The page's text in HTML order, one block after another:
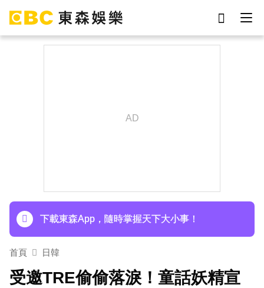
下載東森App，隨時掌握天下大小事！
首頁 日韓
受邀TRE偷偷落淚！童話妖精宣